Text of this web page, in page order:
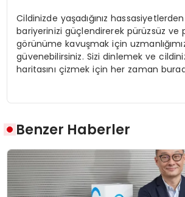
Cildinizde yaşadığınız
bariyerinizi güçlendirerek pürüzsüz ve
görünüme kavuşmak için
güvenebilirsiniz. Sizi dinlemek ve
haritasını çizmek için her zaman
Benzer Haberler